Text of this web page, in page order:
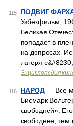
115 ПОДВИГ
Узбекфильм,
Великая
попадает в
на допросах.
лагеря
Энциклопедия
116 НАРОД — Все
Бисмарк
свободней».
свободнее, тем